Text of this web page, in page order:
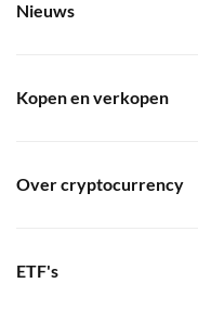
Nieuws
Kopen en verkopen
Over cryptocurrency
ETF's